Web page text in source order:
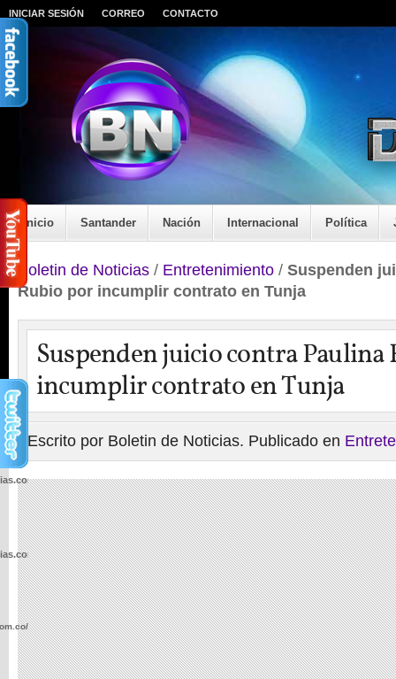
INICIAR SESIÓN CORREO CONTACTO
Inicio Santander Nación Internacional Política
Boletin de Noticias / Entretenimiento / Suspenden
Rubio por incumplir contrato en Tunja
Suspenden juicio contra Paulina
incumplir contrato en Tunja
Escrito por Boletin de Noticias. Publicado en
wp-
wp-
wp-